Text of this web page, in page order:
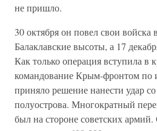
не пришло.
30 октября он повел свои войска
Балаклавские высоты, а 17
Как только операция вступила в
командование Крым-фронтом по
приняло решение нанести удар
полуострова. Многократный
был на стороне советских